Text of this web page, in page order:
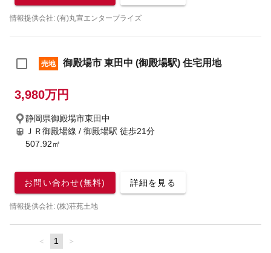
情報提供会社: (有)丸宣エンタープライズ
売地 御殿場市 東田中 (御殿場駅) 住宅用地
3,980万円
静岡県御殿場市東田中
ＪＲ御殿場線 / 御殿場駅 徒歩21分
507.92㎡
お問い合わせ(無料) 詳細を見る
情報提供会社: (株)荘苑土地
page
You're
1 page